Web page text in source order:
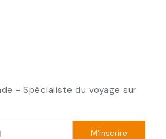
- Spécialiste du voyage sur
M'inscrire